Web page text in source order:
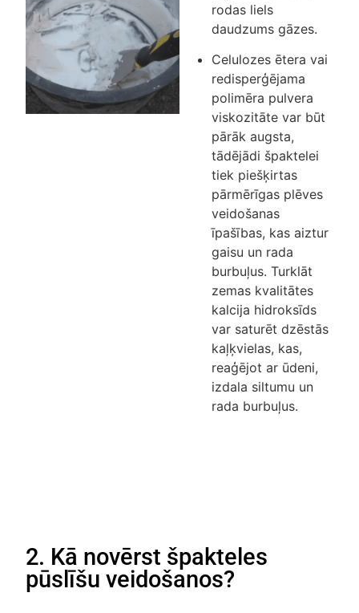
rodas liels
daudzums gāzes.
Celulozes ētera vai
redisperģējama
polimēra pulvera
viskozitāte var būt
pārāk augsta,
tādējādi špaktelei
tiek piešķirtas
pārmērīgas plēves
veidošanas
īpašības, kas aiztur
gaisu un rada
burbuļus. Turklāt
zemas kvalitātes
kalcija hidroksīds
var saturēt dzēstās
kaļķvielas, kas,
reaģējot ar ūdeni,
izdala siltumu un
rada burbuļus.
2. Kā novērst špakteles
pūslīšu veidošanos?